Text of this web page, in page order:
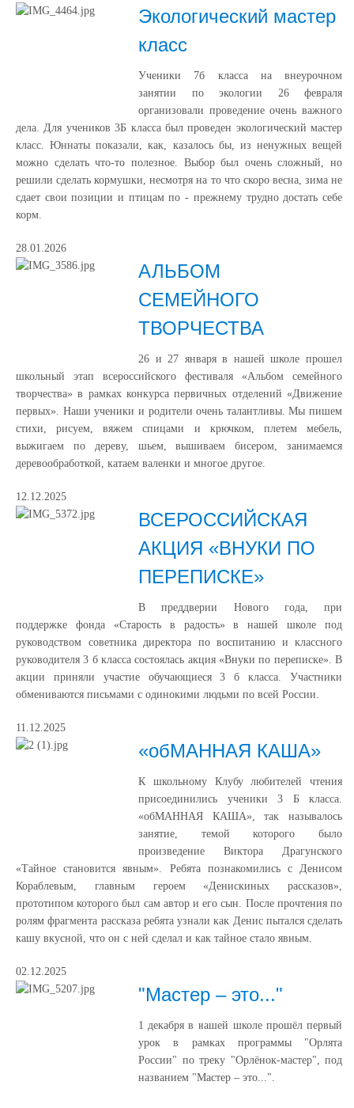
Экологический мастер
класс
Ученики 7б класса на внеурочном
занятии по экологии 26 февраля
организовали проведение очень важного
дела. Для учеников 3Б класса был проведен экологический мастер
класс. Юннаты показали, как, казалось бы, из ненужных вещей
можно сделать что-то полезное. Выбор был очень сложный, но
решили сделать кормушки, несмотря на то что скоро весна, зима не
сдает свои позиции и птицам по - прежнему трудно достать себе
корм.
28.01.2026
АЛЬБОМ
СЕМЕЙНОГО
ТВОРЧЕСТВА
26 и 27 января в нашей школе прошел
школьный этап всероссийского фестиваля «Альбом семейного
творчества» в рамках конкурса первичных отделений «Движение
первых». Наши ученики и родители очень талантливы. Мы пишем
стихи, рисуем, вяжем спицами и крючком, плетем мебель,
выжигаем по дереву, шьем, вышиваем бисером, занимаемся
деревообработкой, катаем валенки и многое другое.
12.12.2025
ВСЕРОССИЙСКАЯ
АКЦИЯ «ВНУКИ ПО
ПЕРЕПИСКЕ»
В преддверии Нового года, при
поддержке фонда «Старость в радость» в нашей школе под
руководством советника директора по воспитанию и классного
руководителя 3 б класса состоялась акция «Внуки по переписке». В
акции приняли участие обучающиеся 3 б класса. Участники
обмениваются письмами с одинокими людьми по всей России.
11.12.2025
«обМАННАЯ КАША»
К школьному Клубу любителей чтения
присоединились ученики 3 Б класса.
«обМАННАЯ КАША», так называлось
занятие, темой которого было
произведение Виктора Драгунского
«Тайное становится явным». Ребята познакомились с Денисом
Кораблевым, главным героем «Денискиных рассказов»,
прототипом которого был сам автор и его сын. После прочтения по
ролям фрагмента рассказа ребята узнали как Денис пытался сделать
кашу вкусной, что он с ней сделал и как тайное стало явным.
02.12.2025
"Мастер – это..."
1 декабря в нашей школе прошёл первый
урок в рамках программы "Орлята
России" по треку "Орлёнок-мастер", под
названием "Мастер – это...".